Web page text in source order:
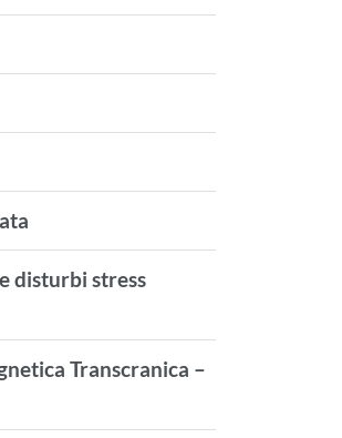
disturbi stress
Transcranica –